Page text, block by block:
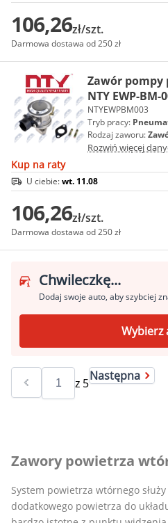
106,26zł/szt.
Darmowa dostawa od 250 zł
Zawór
NTY EWP-BM-
NTYEWPBM003
Tryb pracy:
Rodzaj zaworu:
Rozwiń więcej
Kup na raty
U ciebie:wt. 11.08
106,26zł/szt.
Darmowa dostawa od 250 zł
Chwileczkę...
Dodaj swoje auto, aby szybciej
Wybierz
z 5Następna
Zawory powietrza
System powietrza wtórnego
dodatkowego powietrza do